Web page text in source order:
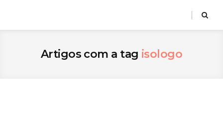
Artigos com a tag isologo